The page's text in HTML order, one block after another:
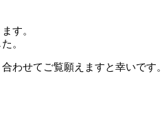
す。
。
わせてご覧願えますと幸いです。